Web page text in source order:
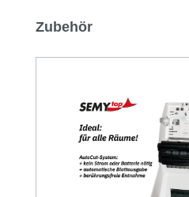
Produktgalerie überspringen
Zubehör